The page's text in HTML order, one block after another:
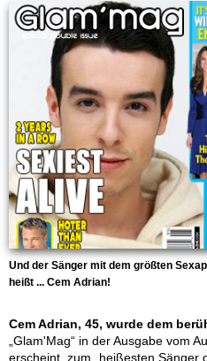
Und der Sänger mit dem größten
heißt ... Cem Adrian!
Cem Adrian, 45, wurde dem
„Glam'Mag“ in der Ausgabe vom
erscheint, zum „heißesten Sänger